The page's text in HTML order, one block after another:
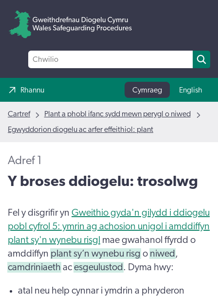
Rhannu Cymraeg English
Cartref
Plant a phobl ifanc sydd mewn perygl o niwed
Egwyddorion diogelu ac arfer effeithiol: plant
Y broses ddiogelu: trosolwg
Adref 1
Fel y disgrifir yn Gweithio gyda'n gilydd i ddiogelu
pobl cyfrol 5: ymrin ag achosion unigol i amddiffyn
plant sy'n wynebu risgl mae gwahanol ffyrdd o
amddiffyn plant sy’n wynebu risg o niwed ,
camdriniaeth ac esgeulustod . Dyma hwy:
atal neu help cynnar i ymdrin a phryderon